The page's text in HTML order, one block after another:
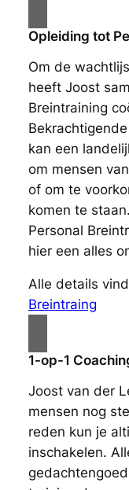
Opleiding tot
Om de
heeft Joost
Breintraining
kan een
om mensen
of om te
komen te
Personal
hier een alles
Alle details
Breintraing
1-op-1
Joost van der
mensen nog
reden kun je
inschakelen.